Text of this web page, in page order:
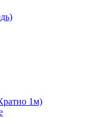
1м)